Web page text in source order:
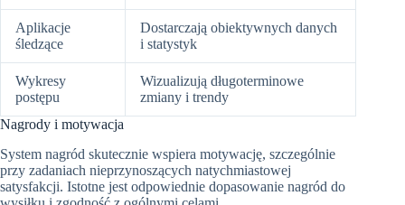
Aplikacje
śledzące
Dostarczają obiektywnych danych
i statystyk
Wykresy
postępu
Wizualizują długoterminowe
zmiany i trendy
Nagrody i motywacja
System nagród skutecznie wspiera motywację, szczególnie
przy zadaniach nieprzynoszących natychmiastowej
satysfakcji. Istotne jest odpowiednie dopasowanie nagród do